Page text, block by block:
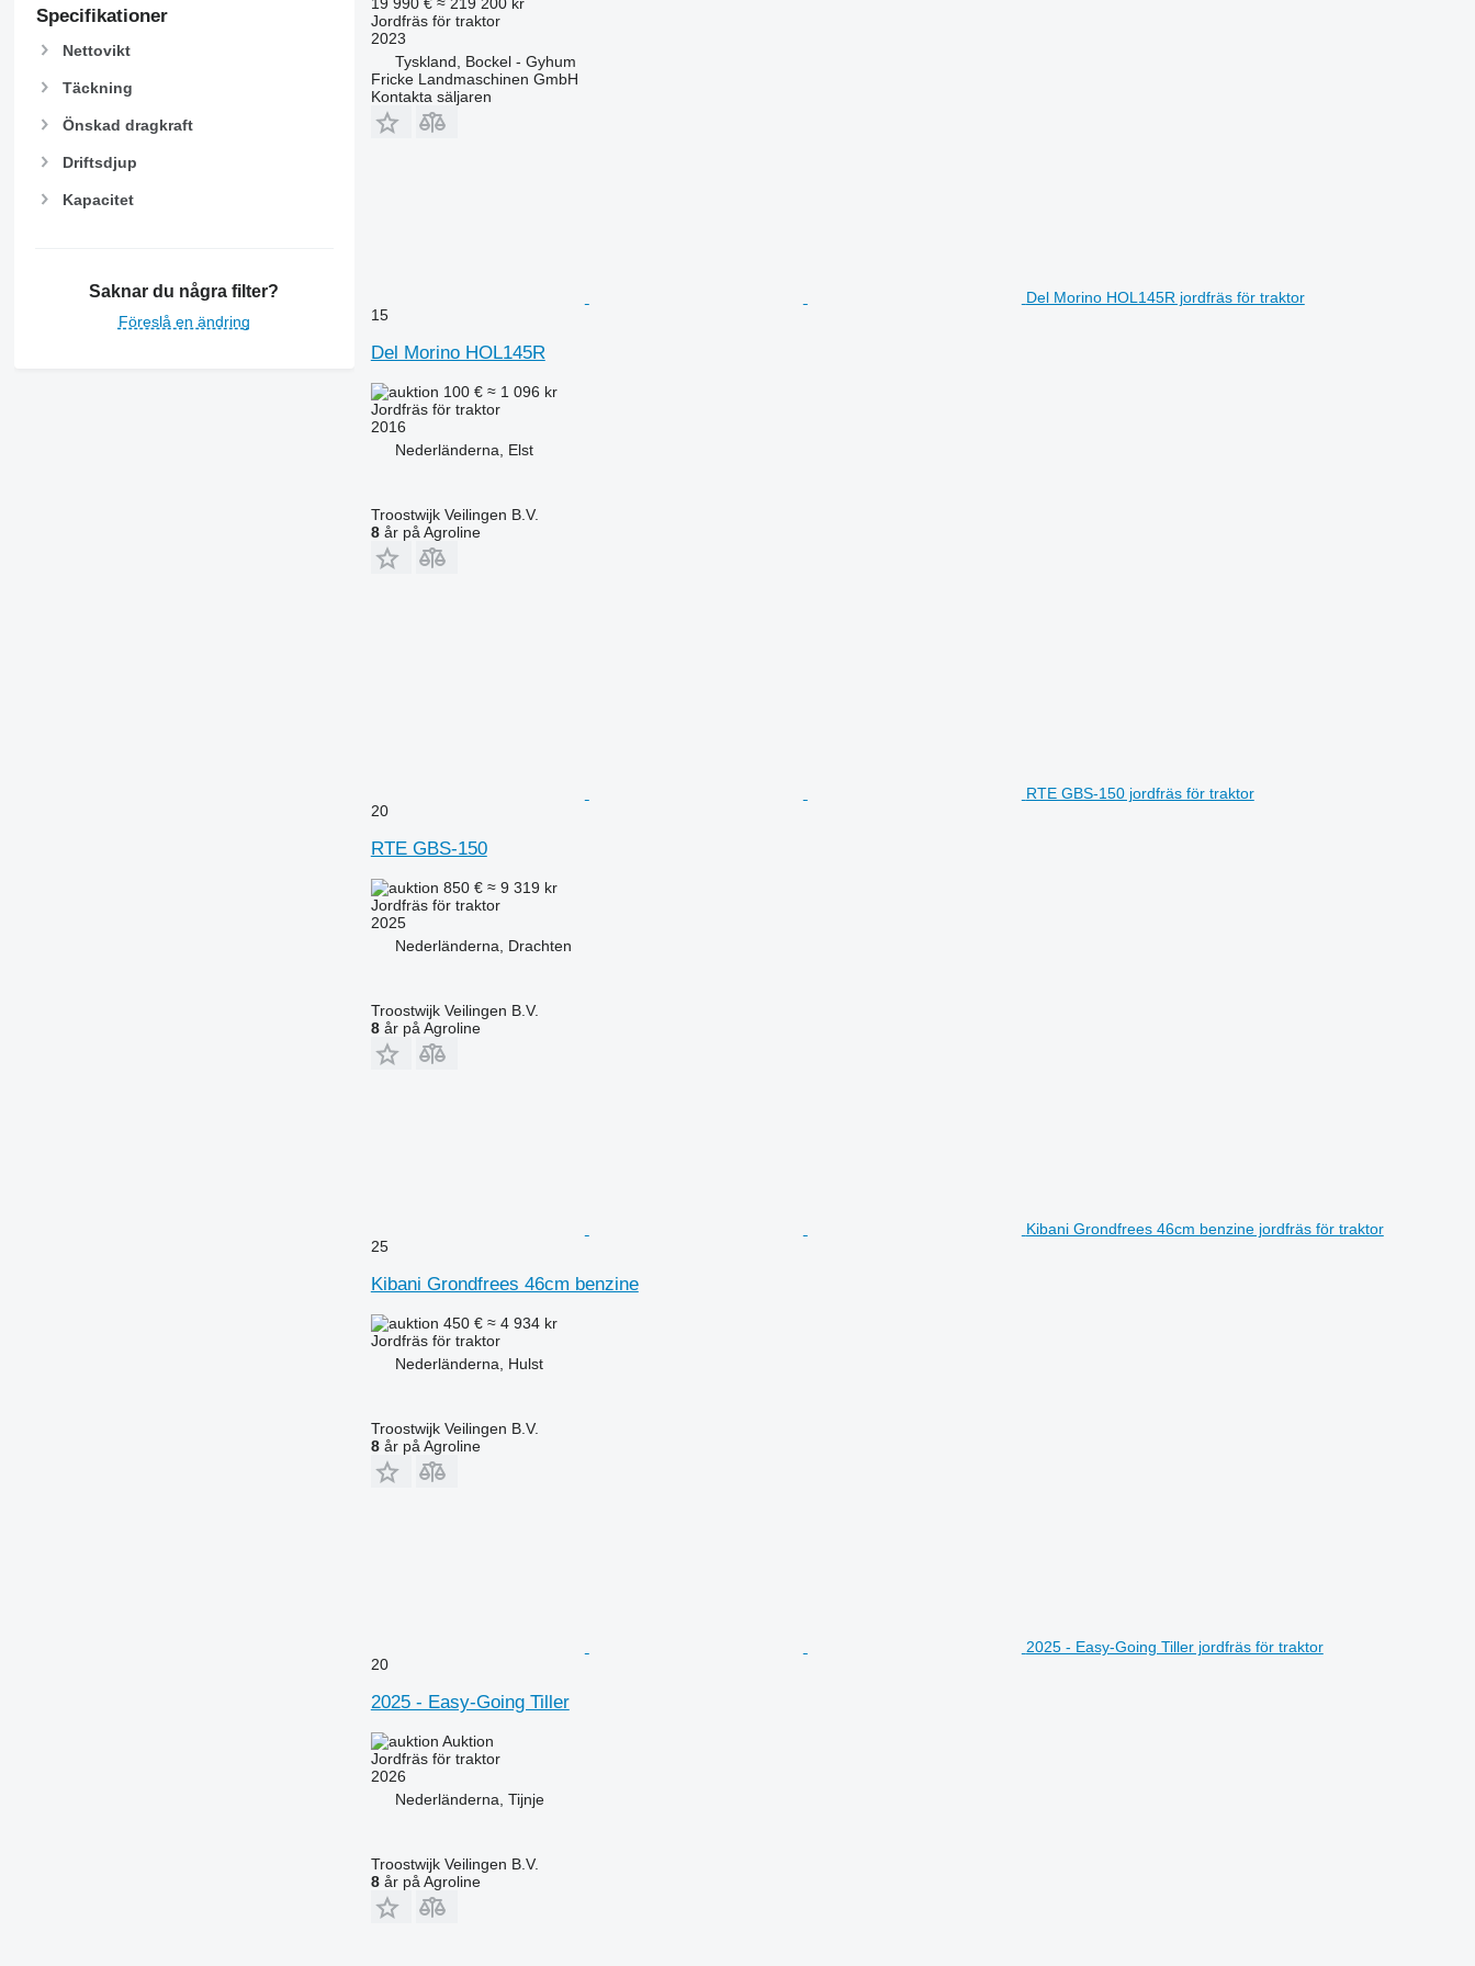
Specifikationer
Nettovikt
Täckning
Önskad dragkraft
Driftsdjup
Kapacitet
Saknar du några filter?
Föreslå en ändring
Jordfräs för traktor
2023
Tyskland, Bockel - Gyhum
Fricke Landmaschinen GmbH
Kontakta säljaren
Del Morino HOL145R jordfräs för traktor
15
Del Morino HOL145R
100 € ≈ 1 096 kr
Jordfräs för traktor
2016
Nederländerna, Elst
Troostwijk Veilingen B.V.
8år på Agroline
RTE GBS-150 jordfräs för traktor
20
RTE GBS-150
850 € ≈ 9 319 kr
Jordfräs för traktor
2025
Nederländerna, Drachten
Troostwijk Veilingen B.V.
8år på Agroline
Kibani Grondfrees 46cm benzine jordfräs för traktor
25
Kibani Grondfrees 46cm benzine
450 € ≈ 4 934 kr
Jordfräs för traktor
Nederländerna, Hulst
Troostwijk Veilingen B.V.
8år på Agroline
2025 - Easy-Going Tiller jordfräs för traktor
20
2025 - Easy-Going Tiller
Auktion
Jordfräs för traktor
2026
Nederländerna, Tijnje
Troostwijk Veilingen B.V.
8år på Agroline